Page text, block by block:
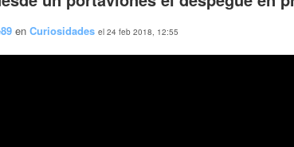
en Curiosidades el 24 feb 2018, 12:55